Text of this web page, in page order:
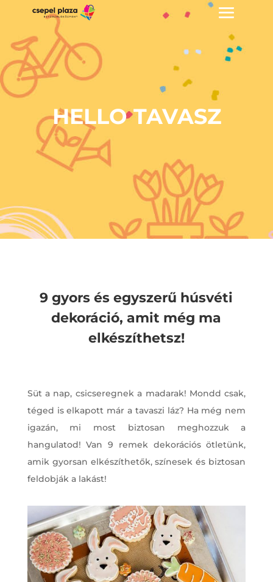
HELLO TAVASZ
9 gyors és egyszerű húsvéti
dekoráció, amit még ma
elkészíthetsz!
Süt a nap, csicseregnek a madarak! Mondd csak,
téged is elkapott már a tavaszi láz? Ha még nem
igazán, mi most biztosan meghozzuk a
hangulatod! Van 9 remek dekorációs ötletünk,
amik gyorsan elkészíthetők, színesek és biztosan
feldobják a lakást!